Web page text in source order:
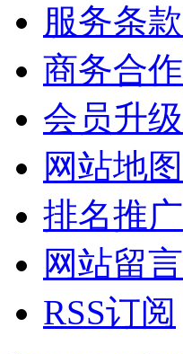
服务条款
商务合作
会员升级
网站地图
排名推广
网站留言
RSS订阅